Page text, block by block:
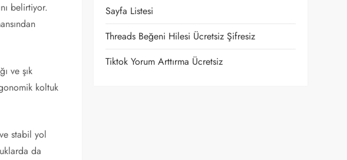
belirtiyor.
ve şık
koltuk
stabil yol
da
Sayfa Listesi
Threads Beğeni Hilesi Ücretsiz Şifresiz
Tiktok Yorum Arttırma Ücretsiz